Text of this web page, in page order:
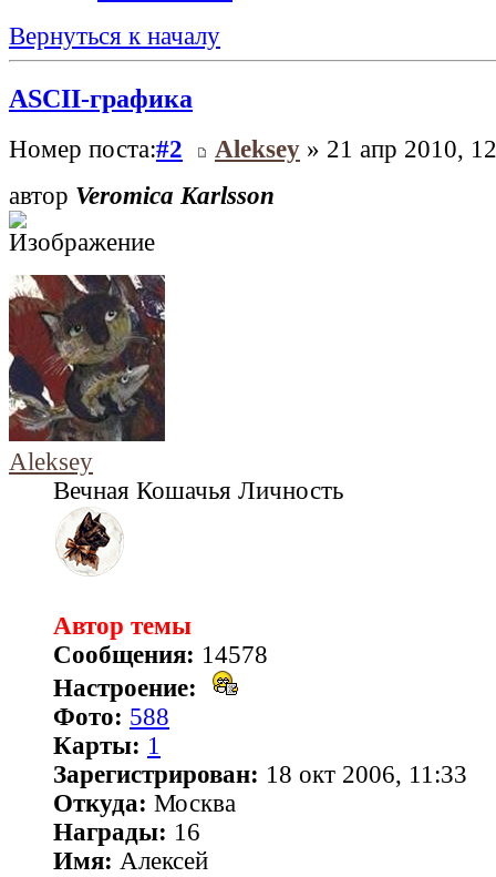
Вернуться к началу
ASCII-графика
Номер поста:#2 Aleksey » 21 апр 2010,
автор Veromica Karlsson
Aleksey
Вечная Кошачья Личность
Автор темы
Сообщения: 14578
Настроение:
Фото: 588
Карты: 1
Зарегистрирован: 18 окт 2006, 11:33
Откуда: Москва
Награды: 16
Имя: Алексей